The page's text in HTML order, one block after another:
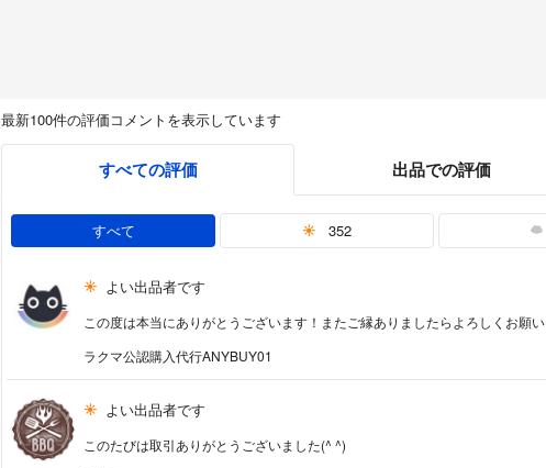
最新100件の評価コメントを表示しています
すべての評価 出品での評価
すべて 352
よい出品者です
この度は本当にありがとうございます！またご縁ありましたらよろしくお願い
ラクマ公認購入代行ANYBUY01
よい出品者です
このたびは取引ありがとうございました(^ ^)